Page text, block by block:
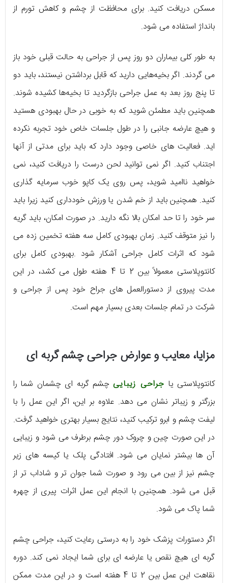
مسکن دریافت کنید. برای محافظت از چشم و کاهش تورم از
بانداژ استفاده می شود.
به طور کلی بیماران دو روز پس از جراحی به حالت قبلی خود باز
می گردند. اگر بخیه‌هایی دارید که قابل برداشتن نیستند، باید دو
تا پنج روز بعد به عمل جراحی بازگردید تا بخیه‌ها کشیده شوند.
همچنین باید مطمئن شوید که به خوبی در حال بهبودی هستید
و هیچ عارضه جانبی را در طول جلسات خاص خود تجربه نکرده
اید. فعالیت های خاصی وجود دارد که باید برای مدتی از آنها
اجتناب کنید. اگر نمی توانید لحن درست را دریافت کنید، نمی
خواهید ناامید شوید، پس روی یک کاپو خوب سرمایه گذاری
کنید. همچنین باید از خم شدن یا ورزش خودداری کنید زیرا باید
سر خود را تا حد امکان بالا نگه دارید. در صورت امکان، باید گریه
را نیز متوقف کنید. زمان بهبودی کامل سه هفته تخمین زده می
شود که اثرات کامل جراحی آشکار شود .بهبودی کامل برای
کانتوپلاستی معمولاً بین 2 تا 4 هفته طول می کشد، در این
مدت پیروی از دستورالعمل های جراح خود پس از جراحی و
شرکت در تمام جلسات بعدی بسیار مهم است.
مزایا، معایب و عوارض جراحی چشم گربه ای
کانتوپلاستی یا جراحی زیباییچشم گربه ای چشمان شما را
بزرگتر و زیباتر نشان می دهد. علاوه بر این، اگر این عمل را با
لیفت چشم و ابرو ترکیب کنید، نتایج بسیار بهتری خواهید گرفت.
در این صورت چین و چروک دور چشم برطرف می شود و زیبایی
آن ها بیشتر نمایان می شود. افتادگی پلک یا کیسه های زیر
چشم نیز از بین می رود و صورت شما جوان تر و شاداب تر از
قبل می شود. همچنین با انجام این عمل اثرات پیری از چهره
شما پاک می شود.
اگر دستورات پزشک خود را به درستی رعایت کنید، جراحی چشم
گربه ای هیچ نقص یا عارضه ای برای شما ایجاد نمی کند. دوره
نقاهت این عمل بین 2 تا 4 هفته است و در این مدت ممکن